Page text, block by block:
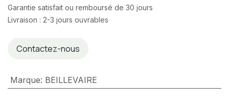
Garantie satisfait ou remboursé de 30 jours
Livraison : 2-3 jours ouvrables
Contactez-nous
Marque: BEILLEVAIRE